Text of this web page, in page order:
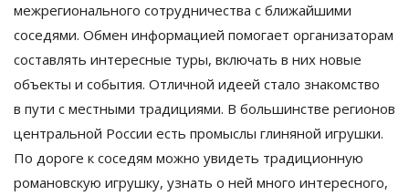
межрегионального сотрудничества с ближайшими
соседями. Обмен информацией помогает организаторам
составлять интересные туры, включать в них новые
объекты и события. Отличной идеей стало знакомство
в пути с местными традициями. В большинстве регионов
центральной России есть промыслы глиняной игрушки.
По дороге к соседям можно увидеть традиционную
романовскую игрушку, узнать о ней много интересного,